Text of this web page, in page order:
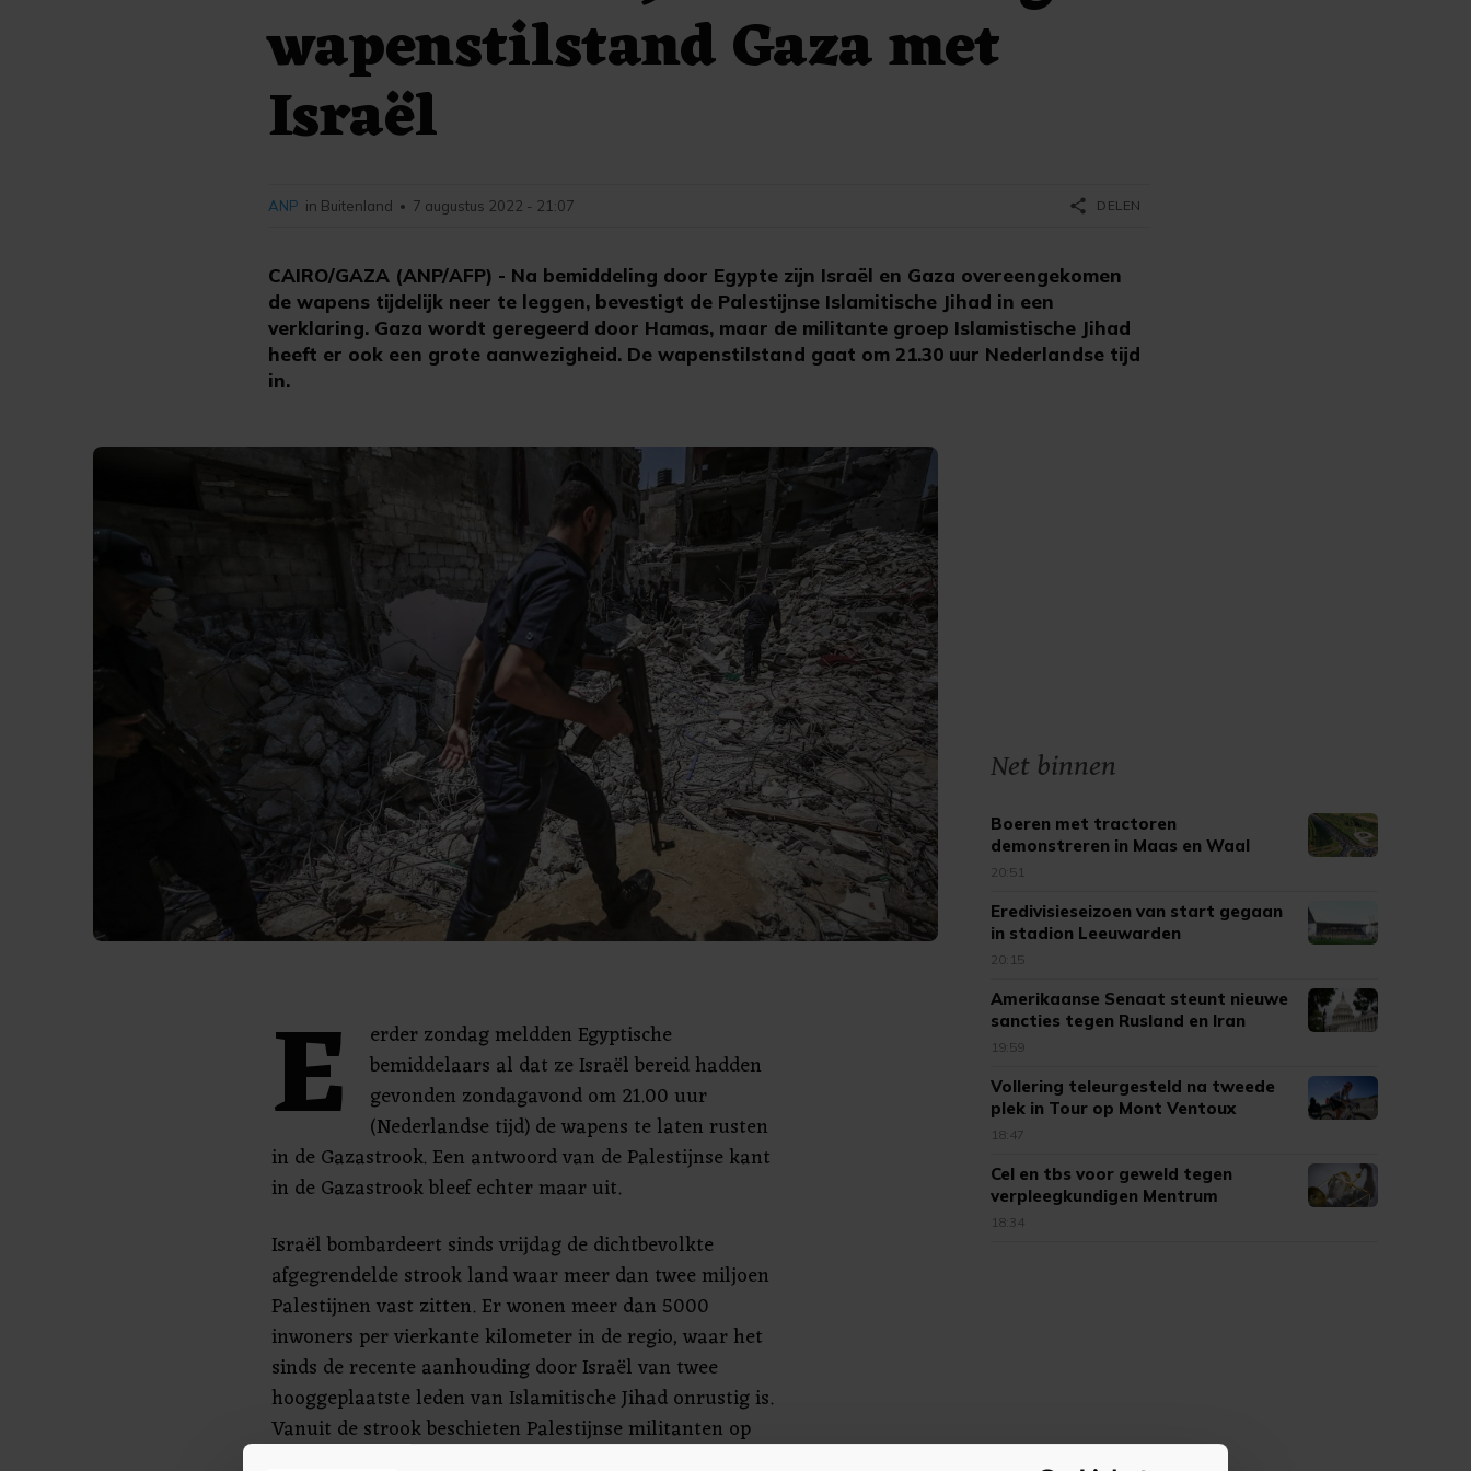
wapenstilstand Gaza met
Israël
CAIRO/GAZA (ANP/AFP) - Na bemiddeling door Egypte zijn Israël en Gaza overeengekomen
de wapens tijdelijk neer te leggen, bevestigt de Palestijnse Islamitische Jihad in een
verklaring. Gaza wordt geregeerd door Hamas, maar de militante groep Islamistische Jihad
heeft er ook een grote aanwezigheid. De wapenstilstand gaat om 21.30 uur Nederlandse tijd
in.
ANP in Buitenland • 7 augustus 2022 - 21:07 share DELEN
E
erder zondag meldden Egyptische
bemiddelaars al dat ze Israël bereid hadden
gevonden zondagavond om 21.00 uur
(Nederlandse tijd) de wapens te laten rusten
in de Gazastrook. Een antwoord van de Palestijnse kant
in de Gazastrook bleef echter maar uit.
Israël bombardeert sinds vrijdag de dichtbevolkte
afgegrendelde strook land waar meer dan twee miljoen
Palestijnen vast zitten. Er wonen meer dan 5000
inwoners per vierkante kilometer in de regio, waar het
sinds de recente aanhouding door Israël van twee
hooggeplaatste leden van Islamitische Jihad onrustig is.
Vanuit de strook beschieten Palestijnse militanten op
Net binnen
Boeren met tractoren
demonstreren in Maas en Waal
20:51
Eredivisieseizoen van start gegaan
in stadion Leeuwarden
20:15
Amerikaanse Senaat steunt nieuwe
sancties tegen Rusland en Iran
19:59
Vollering teleurgesteld na tweede
plek in Tour op Mont Ventoux
18:47
Cel en tbs voor geweld tegen
verpleegkundigen Mentrum
18:34